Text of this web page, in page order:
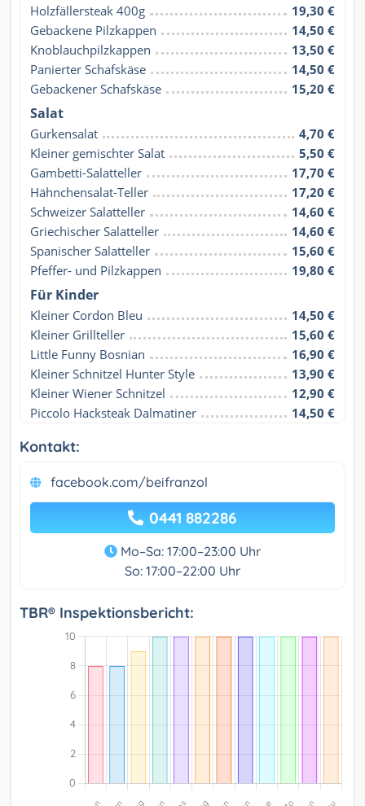
Holzfällersteak 400g
19,30 €
Gebackene Pilzkappen
14,50 €
Knoblauchpilzkappen
13,50 €
Panierter Schafskäse
14,50 €
Gebackener Schafskäse
15,20 €
Salat
Gurkensalat
4,70 €
Kleiner gemischter Salat
5,50 €
Gambetti-Salatteller
17,70 €
Hähnchensalat-Teller
17,20 €
Schweizer Salatteller
14,60 €
Griechischer Salatteller
14,60 €
Spanischer Salatteller
15,60 €
Pfeffer- und Pilzkappen
19,80 €
Für Kinder
Kleiner Cordon Bleu
14,50 €
Kleiner Grillteller
15,60 €
Little Funny Bosnian
16,90 €
Kleiner Schnitzel Hunter Style
13,90 €
Kleiner Wiener Schnitzel
12,90 €
Piccolo Hacksteak Dalmatiner
14,50 €
Kontakt:
facebook.com/beifranzol
0441 882286
Mo–Sa: 17:00–23:00 Uhr
So: 17:00–22:00 Uhr
TBR® Inspektionsbericht: